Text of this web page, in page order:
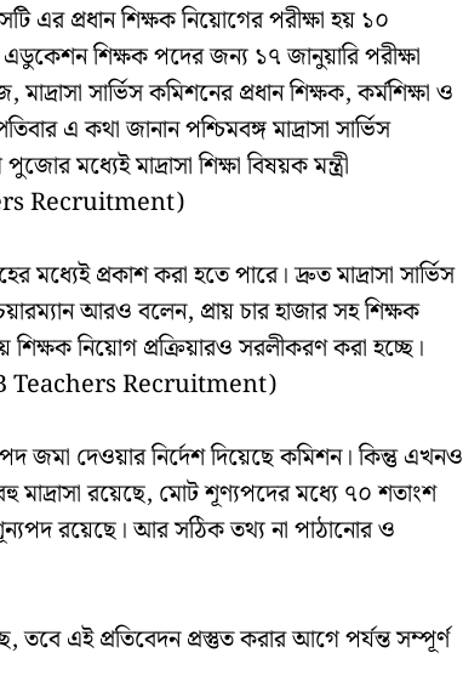
এর প্রধান শিক্ষক নিয়ােগের পরীক্ষা হয় ১০
শিক্ষক পদের জন্য ১৭ জানুয়ারি পরীক্ষা
সার্ভিস কমিশনের প্রধান শিক্ষক, কর্মশিক্ষা ও
এ কথা জানান পশ্চিমবঙ্গ মাদ্রাসা সার্ভিস
মধ্যেই মাদ্রাসা শিক্ষা বিষয়ক মন্ত্রী
Recruitment)
মধ্যেই প্রকাশ করা হতে পারে। দ্রুত মাদ্রাসা সার্ভিস
আরও বলেন, প্রায় চার হাজার সহ শিক্ষক
শিক্ষক নিয়ােগ প্রক্রিয়ারও সরলীকরণ করা হচ্ছে।
Teachers Recruitment)
জমা দেওয়ার নির্দেশ দিয়েছে কমিশন। কিন্তু এখনও
মাদ্রাসা রয়েছে, মোট শূণ্যপদের মধ্যে ৭০ শতাংশ
শূন্যপদ রয়েছে। আর সঠিক তথ্য না পাঠানোর ও
এই প্রতিবেদন প্রস্তুত করার আগে পর্যন্ত সম্পূর্ণ